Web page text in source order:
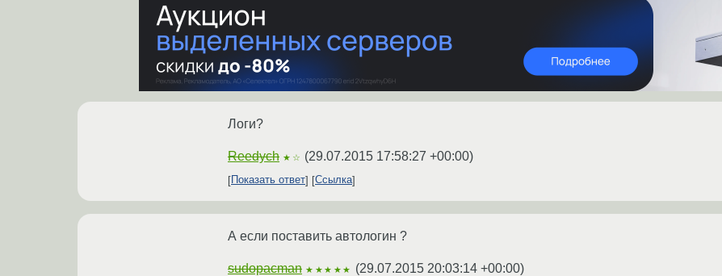
Логи?
Reedych ★☆ (29.07.2015 17:58:27 +00:00)
Показать ответ Ссылка
А если поставить автологин ?
sudopacman ★★★★★ (29.07.2015 20:03:14 +00:00)